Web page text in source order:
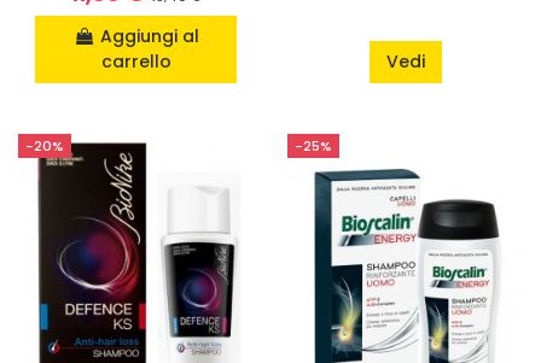
Aggiungi al
carrello
Vedi
-20% -25%